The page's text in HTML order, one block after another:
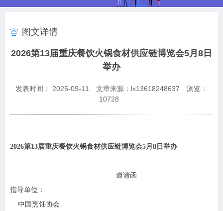
图文详情
2026第13届重庆餐饮火锅食材供应链博览会5月8日
举办
发表时间： 2025-09-11 文章来源：lx13618248637
浏览：
10728
2026第13届重庆餐饮火锅食材供应链博览会5月8日举办
邀请函
指导单位：
中国烹饪协会